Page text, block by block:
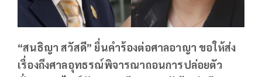
“สนธิญา สวัสดี” ยื่นคำร้องต่อศาลอาญา ขอให้ส่ง
เรื่องถึงศาลอุทธรณ์พิจารณาถอนการปล่อยตัว